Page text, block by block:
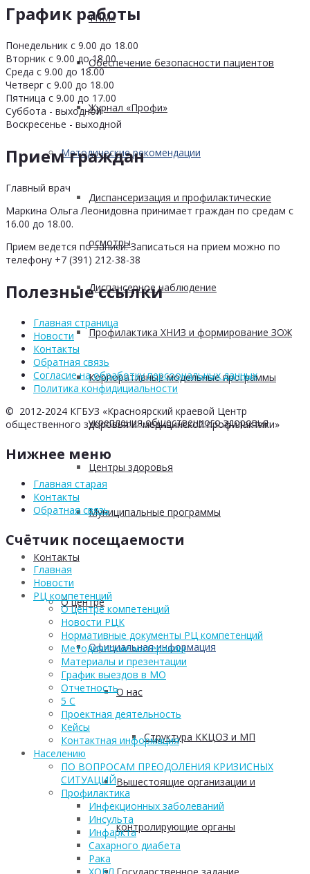
ТПМ»
Обеспечение безопасности пациентов
Журнал «Профи»
Методические рекомендации
Диспансеризация и профилактические
осмотры
Диспансерное наблюдение
Профилактика ХНИЗ и формирование ЗОЖ
Корпоративные модельные программы
укрепления общественного здоровья
Центры здоровья
Муниципальные программы
Контакты
О центре
Официальная информация
О нас
Структура ККЦОЗ и МП
Вышестоящие организации и
контролирующие органы
График работы
Понедельник с 9.00 до 18.00
Вторник с 9.00 до 18.00
Среда с 9.00 до 18.00
Четверг с 9.00 до 18.00
Пятница с 9.00 до 17.00
Суббота - выходной
Воскресенье - выходной
Прием граждан
Главный врач
Маркина Ольга Леонидовна принимает граждан по средам с
16.00 до 18.00.
Прием ведется по записи. Записаться на прием можно по
телефону +7 (391) 212-38-38
Полезные ссылки
Главная страница
Новости
Контакты
Обратная связь
Согласие на обработку персоональных данных
Политика конфидициальности
© 2012-2024 КГБУЗ «Красноярский краевой Центр
общественного здоровья и медицинской профилактики»
Нижнее меню
Главная старая
Контакты
Обратная связь
Счётчик посещаемости
Главная
Новости
РЦ компетенций
О центре компетенций
Новости РЦК
Нормативные документы РЦ компетенций
Методические материалы
Материалы и презентации
График выездов в МО
Отчетность
5 С
Проектная деятельность
Кейсы
Контактная информация
Населению
ПО ВОПРОСАМ ПРЕОДОЛЕНИЯ КРИЗИСНЫХ
СИТУАЦИЙ
Профилактика
Инфекционных заболеваний
Инсульта
Инфаркта
Сахарного диабета
Рака